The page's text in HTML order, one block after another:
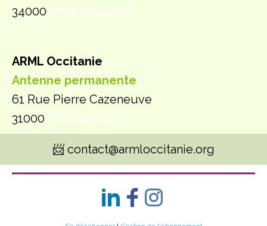
34000 MONTPELLIER
ARML Occitanie
Antenne permanente
61 Rue Pierre Cazeneuve
31000 TOULOUSE
📨 contact@armloccitanie.org